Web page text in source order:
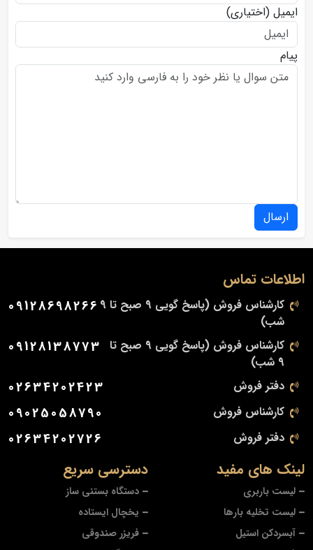
ایمیل (اختیاری)
پیام
ارسال
دسترسی سریع
دستگاه بستنی ساز
یخچال ایستاده
فریزر صندوقی
لینک های مفید
لیست باربری
لیست تخلیه بارها
آبسردکن استیل
اطلاعات تماس
کارشناس فروش (پاسخ گویی 9 صبح تا 9
شب)
09128698266
کارشناس فروش (پاسخ گویی 9 صبح تا
9 شب)
09128138773
دفتر فروش 02634202423
کارشناس فروش 09025058790
دفتر فروش 02634202726